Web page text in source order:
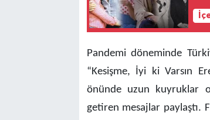
Pandemi döneminde
“Kesişme, İyi ki Varsın
önünde uzun kuyruklar
getiren mesajlar paylaştı.